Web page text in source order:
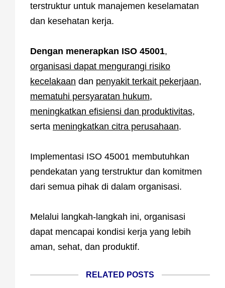
terstruktur untuk manajemen keselamatan
dan kesehatan kerja.
Dengan menerapkan ISO 45001,
organisasi dapat mengurangi risiko
kecelakaan dan penyakit terkait pekerjaan,
mematuhi persyaratan hukum,
meningkatkan efisiensi dan produktivitas,
serta meningkatkan citra perusahaan.
Implementasi ISO 45001 membutuhkan
pendekatan yang terstruktur dan komitmen
dari semua pihak di dalam organisasi.
Melalui langkah-langkah ini, organisasi
dapat mencapai kondisi kerja yang lebih
aman, sehat, dan produktif.
RELATED POSTS